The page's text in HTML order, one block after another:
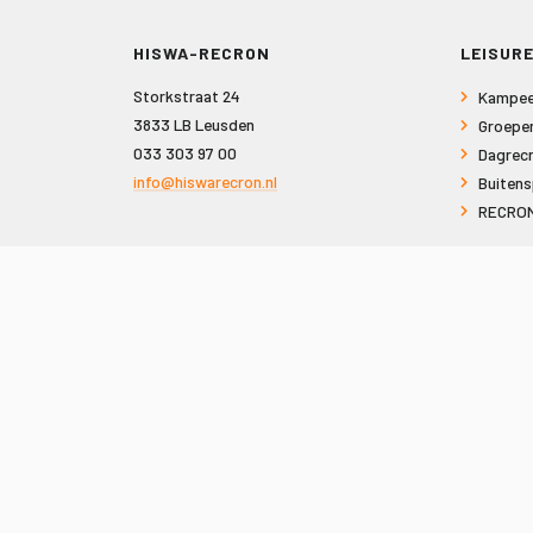
HISWA-RECRON
Storkstraat 24
3833 LB Leusden
033 303 97 00
info@hiswarecron.nl